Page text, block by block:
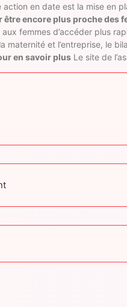
en date est la mise en
être encore plus proche des
femmes d’accéder plus
maternité et l’entreprise, le
en savoir plus Le site de